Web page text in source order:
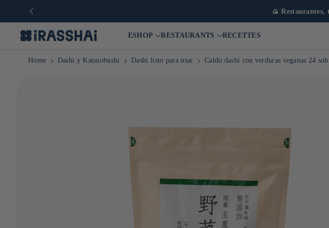
🛒 Tienda online de productos japoneses con
ESHOP RESTAURANTS RECETTES
Home Dashi y Katsuobushi Dashi listo para usar Caldo dashi con verduras veganas 24